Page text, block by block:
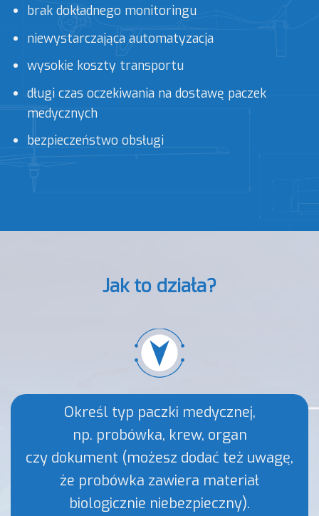
brak dokładnego monitoringu
niewystarczająca automatyzacja
wysokie koszty transportu
długi czas oczekiwania na dostawę paczek
medycznych
bezpieczeństwo obsługi
Jak to działa?
Określ typ paczki medycznej,
np. probówka, krew, organ
czy dokument (możesz dodać też uwagę,
że probówka zawiera materiał
biologicznie niebezpieczny).